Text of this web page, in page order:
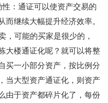
：通证可以使资产交易的
继续大幅提升经济效率。
，可能的买家是很少的，
大楼通证化呢？就可以将整
买一小部分资产，按比例分
当大型资产通证化，则资产
由于资产都碎片化了，每份